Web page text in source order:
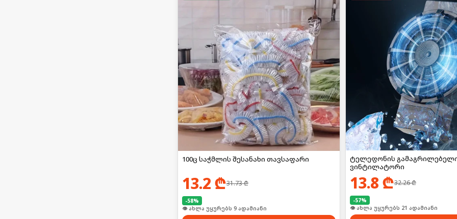
100ც საჭმლის შესანახი თავსაფარი
13.2₾31.73₾
-58%
👁 ახლა უყურებს 9 ადამიანი
ტელეფონის
ვინტილატორი
13.8₾32.26₾
-57%
🛒 ბოლო 24სთ-ში იყიდა 28-მა